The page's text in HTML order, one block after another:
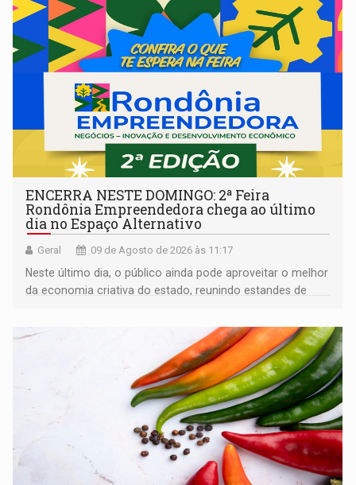
ENCERRA NESTE DOMINGO: 2ª Feira
Rondônia Empreendedora chega ao último
dia no Espaço Alternativo
Geral 09 de Agosto de 2026 às 11:17
Neste último dia, o público ainda pode aproveitar o melhor
da economia criativa do estado, reunindo estandes de